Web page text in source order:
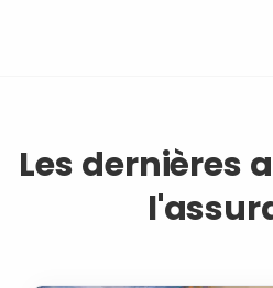
Les dernières